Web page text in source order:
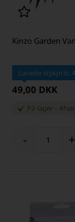
Kinzo Garden
Laveste stykpris:
49,00 DKK
På lager
- +